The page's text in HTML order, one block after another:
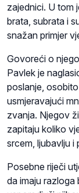
zajednici. U tom
brata, subrata i
snažan primjer
Govoreći o
Pavlek je
poslanje,
usmjeravajući
zvanja. Njegov
zapitaju koliko
srcem, ljubavlju
Posebne riječi
da imaju razloga